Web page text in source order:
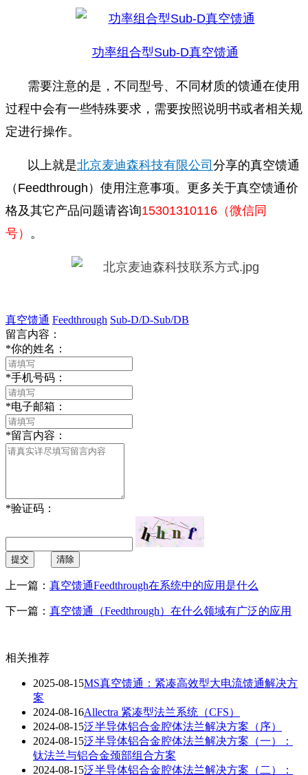
功率组合型Sub-D真空馈通
需要注意的是，不同型号、不同材质的馈通在使用
过程中会有一些特殊要求，需要按照说明书或者相关规
定进行操作。
以上就是北京麦迪森科技有限公司 分享的真空馈通
（Feedthrough）使用注意事项。更多关于真空馈通价
格及其它产品问题请咨询15301310116（微信同
号） 。
真空馈通 Feedthrough Sub-D/D-Sub/DB
留言内容：
*你的姓名：
*手机号码：
*电子邮箱：
*留言内容：
*验证码：
提交 清除
上一篇： 真空馈通Feedthrough在系统中的应用是什么
下一篇： 真空馈通（Feedthrough）在什么领域有广泛的应用
相关推荐
2025-08-15MS真空馈通：紧凑高效型大电流馈通解决方
案
2024-08-16Allectra 紧凑型法兰系统（CFS）
2024-08-15泛半导体铝合金腔体法兰解决方案（序）
2024-08-15泛半导体铝合金腔体法兰解决方案（一）：
钛法兰与铝合金颈部组合方案
2024-08-15泛半导体铝合金腔体法兰解决方案（二）：